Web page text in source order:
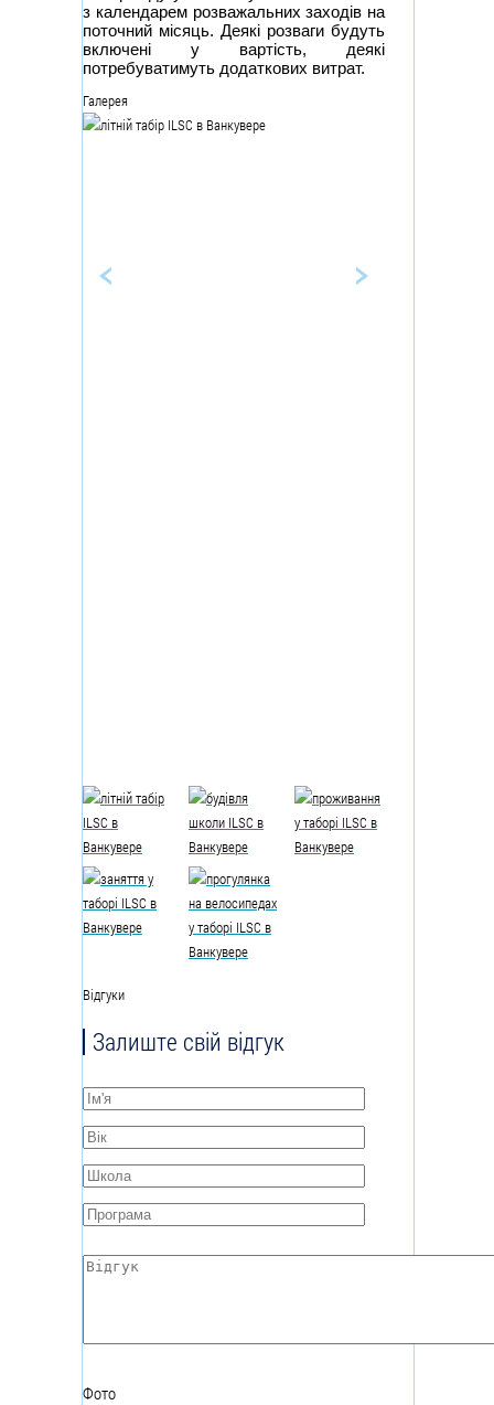
з календарем розважальних заходів на
поточний місяць. Деякі розваги будуть
включені у вартість, деякі
потребуватимуть додаткових витрат.
Галерея
Відгуки
Залиште свій відгук
Ім'я*
Вік*
Школа*
Програма*
Відгук*
Фото